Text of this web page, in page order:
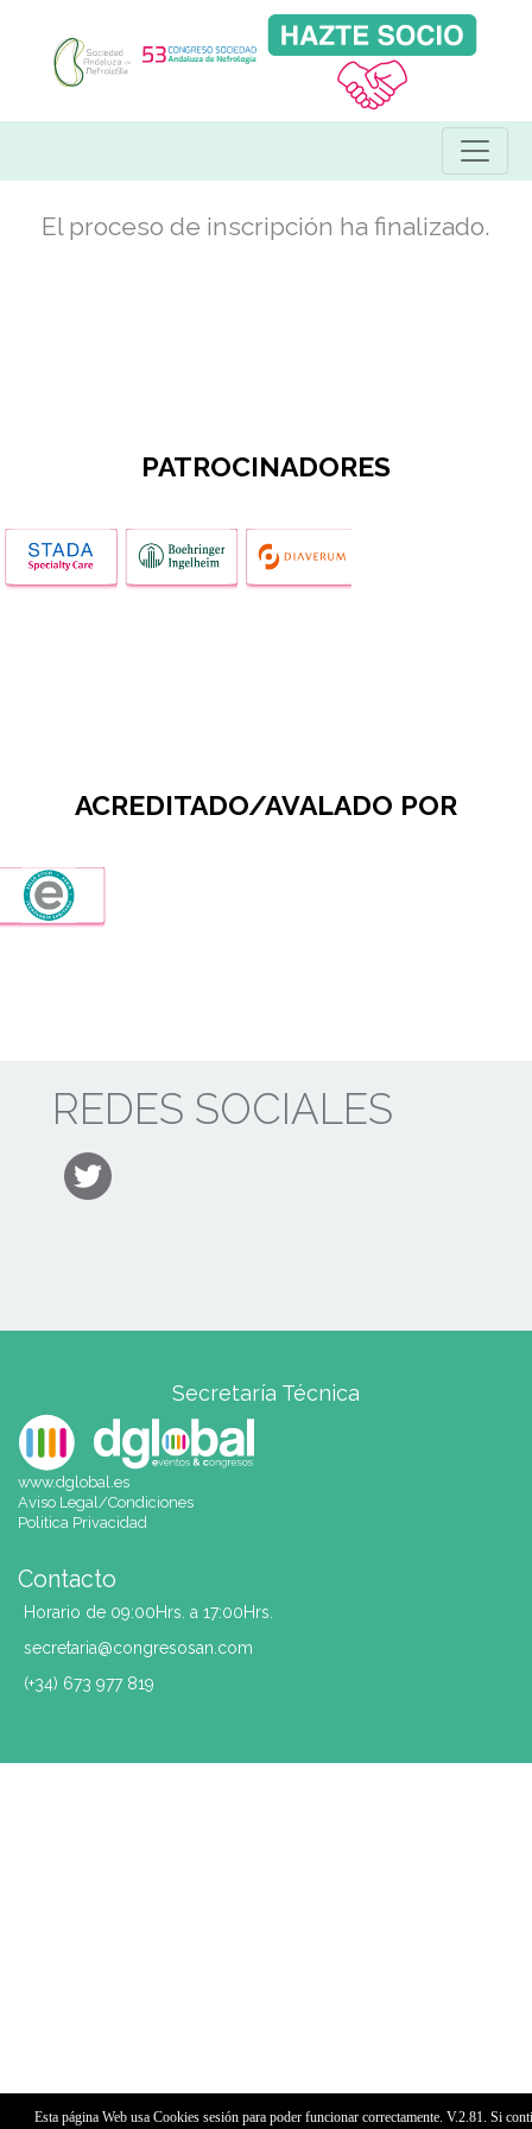
El proceso de inscripción ha finalizado.
PATROCINADORES
ACREDITADO/AVALADO POR
REDES SOCIALES
Secretaría Técnica
www.dglobal.es
Aviso Legal/Condiciones
Politica Privacidad
Contacto
Horario de 09:00Hrs. a 17:00Hrs.
secretaria@congresosan.com
(+34) 673 977 819
Esta página Web usa Cookies sesión para poder funcionar correctamente. V.2.81. Si